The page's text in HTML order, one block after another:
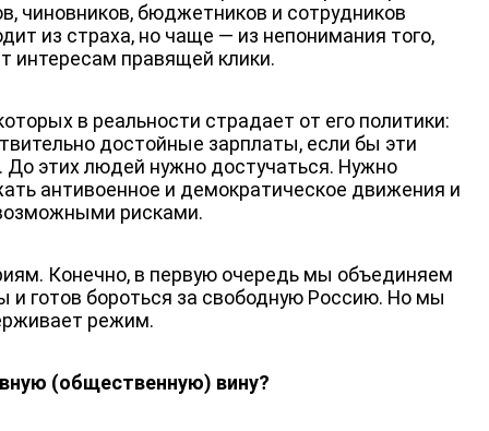
чиновников, бюджетников и сотрудников
из страха, но чаще — из непонимания того,
интересам правящей клики.
в реальности страдает от его политики:
достойные зарплаты, если бы эти
этих людей нужно достучаться. Нужно
антивоенное и демократическое движения и
рисками.
Конечно, в первую очередь мы объединяем
готов бороться за свободную Россию. Но мы
режим.
(общественную) вину?